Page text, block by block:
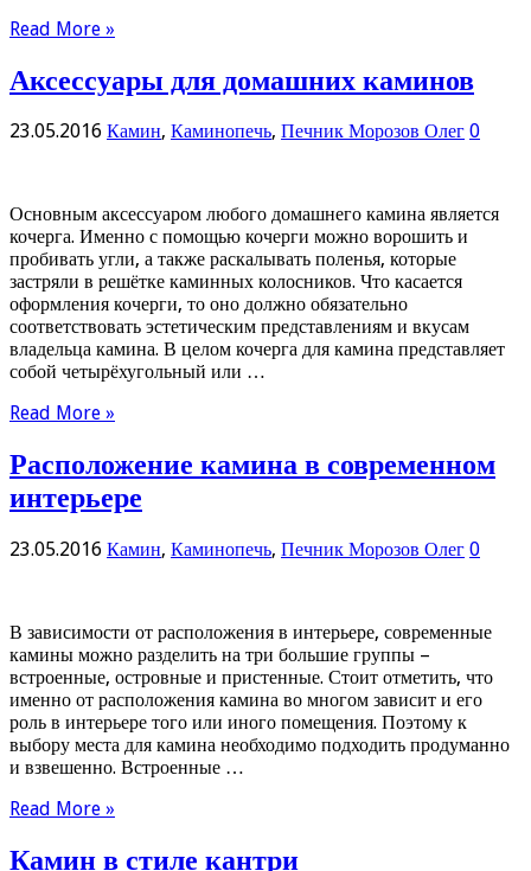
Read More »
Аксессуары для домашних каминов
23.05.2016 Камин, Каминопечь, Печник Морозов Олег 0
Основным аксессуаром любого домашнего камина является
кочерга. Именно с помощью кочерги можно ворошить и
пробивать угли, а также раскалывать поленья, которые
застряли в решётке каминных колосников. Что касается
оформления кочерги, то оно должно обязательно
соответствовать эстетическим представлениям и вкусам
владельца камина. В целом кочерга для камина представляет
собой четырёхугольный или …
Read More »
Расположение камина в современном
интерьере
23.05.2016 Камин, Каминопечь, Печник Морозов Олег 0
В зависимости от расположения в интерьере, современные
камины можно разделить на три большие группы –
встроенные, островные и пристенные. Стоит отметить, что
именно от расположения камина во многом зависит и его
роль в интерьере того или иного помещения. Поэтому к
выбору места для камина необходимо подходить продуманно
и взвешенно. Встроенные …
Read More »
Камин в стиле кантри